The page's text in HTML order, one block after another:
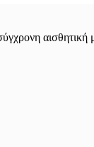
αισθητική